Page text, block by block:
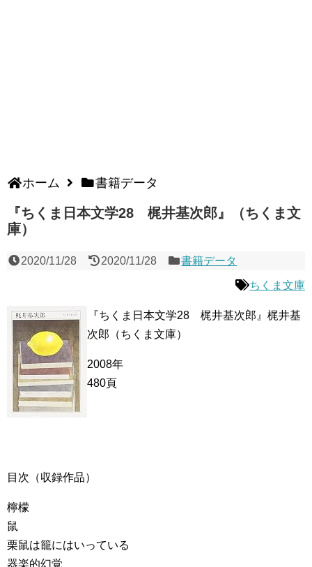
ホーム 書籍データ
『ちくま日本文学28 梶井基次郎』（ちくま文
庫）
2020/11/28 2020/11/28 書籍データ
ちくま文庫
『ちくま日本文学28 梶井基次郎』梶井基
次郎（ちくま文庫）
2008年
480頁
目次（収録作品）
檸檬
鼠
栗鼠は籠にはいっている
器楽的幻覚